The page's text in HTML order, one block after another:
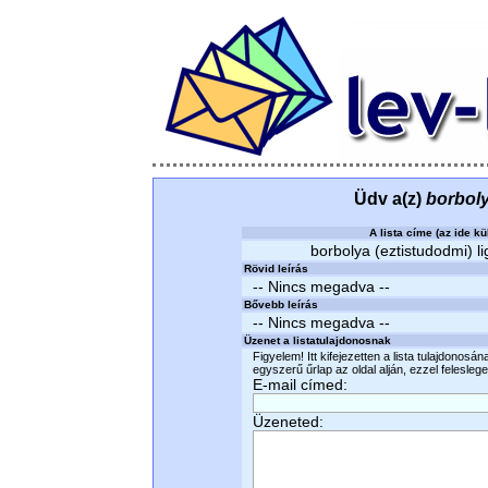
Üdv a(z)
A lista címe (az ide
borbolya (eztistudodmi)
Rövid leírás
-- Nincs megadva --
Bővebb leírás
-- Nincs megadva --
Üzenet a listatulajdonosnak
Figyelem! Itt kifejezetten a lista
egyszerű űrlap az oldal alján, ezzel
E-mail címed:
Üzeneted: